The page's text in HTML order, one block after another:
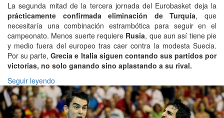
La segunda mitad de la tercera jornada del Eurobasket deja la
prácticamente confirmada eliminación de Turquía, que
necesitaría una combinación estrambótica para seguir en el
campeonato. Menos suerte requiere Rusia, que aun así tiene pie
y medio fuera del europeo tras caer contra la modesta Suecia.
Por su parte,Grecia e Italia siguen contando sus partidos por
victorias, no solo ganando sino aplastando a su rival.
Seguir leyendo